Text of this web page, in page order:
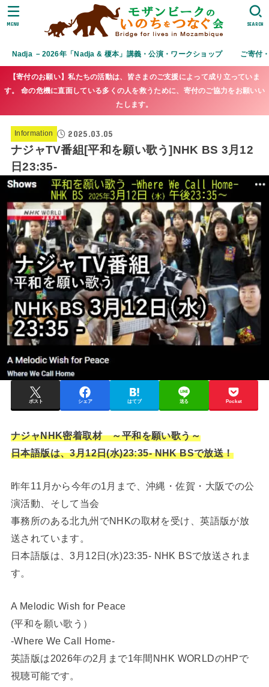
Nadja －2026年「Nadja & 榎本」講義・公演・ワークショップ ご寄付
SEARCH
MENU
【寄付のお願い】私たちの活動は、皆さまのご支援によって成り立っていま
す。 命の危機に直面している多くの人を救うために、寄付のご協力をお願いい
たします。
Information 2025.03.05
ナジャTV番組[平和を願い歌う]NHK BS 3月12
日23:35-
ポスト シェア はてブ 送る Pocket
ナジャNHK密着取材 ～平和を願い歌う～
日本語版は、3月12日(水)23:35- NHK BSで放送！
昨年11月から今年の1月まで、沖縄・佐賀・大阪での公
演活動、そして当会
事務所のある北九州でNHKの取材を受け、英語版が放
送されています。
日本語版は、3月12日(水)23:35- NHK BSで放送されま
す。
A Melodic Wish for Peace
(平和を願い歌う）
-Where We Call Home-
英語版は2026年の2月まで1年間NHK WORLDのHPで
視聴可能です。